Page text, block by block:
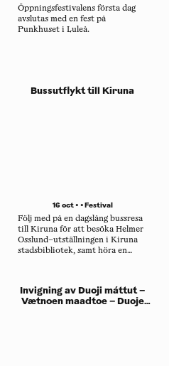
Öppningsfestivalens första dag
avslutas med en fest på
Punkhuset i Luleå.
Bussutflykt till Kiruna
16 oct • • Festival
Följ med på en dagslång bussresa
till Kiruna för att besöka Helmer
Osslund–utställningen i Kiruna
stadsbibliotek, samt höra en
Invigning av Duoji máttut –
Vætnoen maadtoe – Duoje